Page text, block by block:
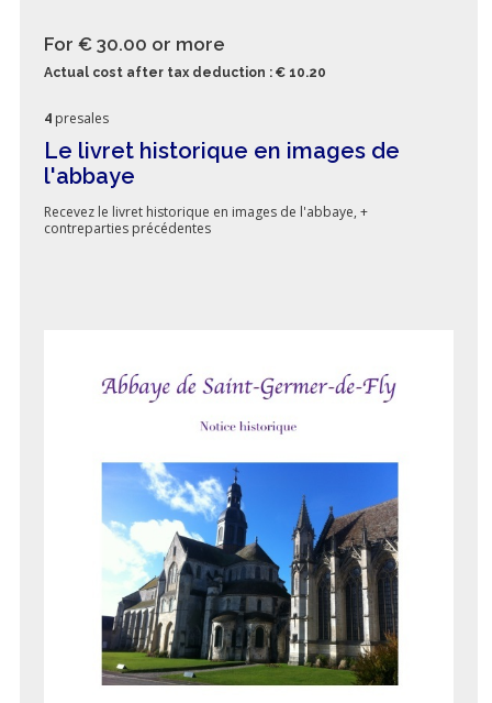
For € 30.00 or more
Actual cost after tax deduction : € 10.20
4 presales
Le livret historique en images de
l'abbaye
Recevez le livret historique en images de l'abbaye, +
contreparties précédentes